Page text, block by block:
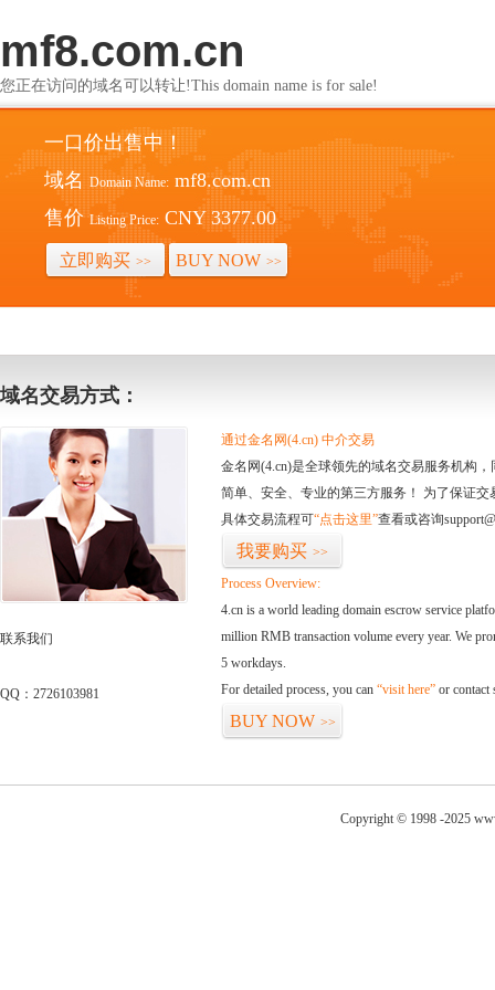
mf8.com.cn
您正在访问的域名可以转让!This domain name is for sale!
一口价出售中！
域名 Domain Name: mf8.com.cn
售价 Listing Price: CNY 3377.00
立即购买 >> BUY NOW >>
域名交易方式：
联系我们
QQ：2726103981
通过金名网(4.cn) 中介交易
金名网(4.cn)是全球领先的域名交易服务机构
简单、安全、专业的第三方服务！ 为了保证
具体交易流程可“点击这里”查看或咨询
我要购买 >>
Process Overview:
4.cn is a world leading domain escrow service
million RMB transaction volume every year. We
5 workdays.
For detailed process, you can “visit here” or contact
BUY NOW >>
Copyright © 1998 -2025